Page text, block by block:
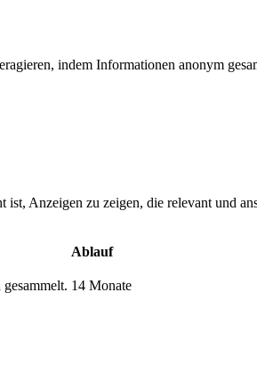
indem Informationen anonym
Anzeigen zu zeigen, die relevant und
Ablauf
14 Monate